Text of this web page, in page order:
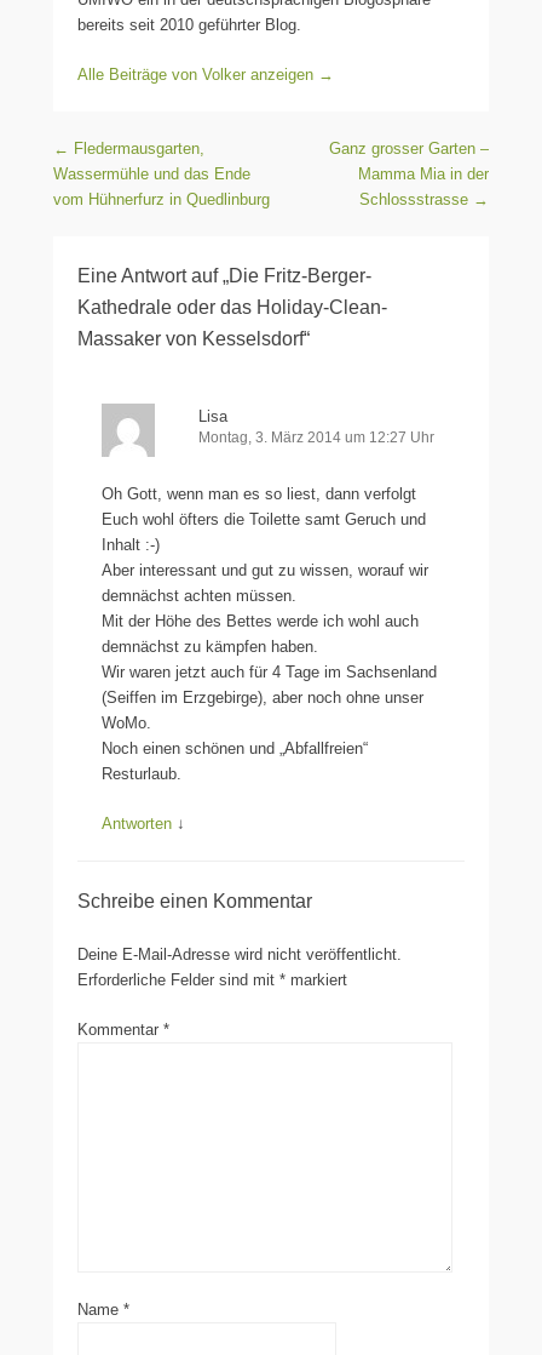
bereits seit 2010 geführter Blog.
Alle Beiträge von Volker anzeigen →
Beitragsnavigation
← Fledermausgarten,
Wassermühle und das Ende
vom Hühnerfurz in Quedlinburg
Ganz grosser Garten –
Mamma Mia in der
Schlossstrasse →
Eine Antwort auf „Die Fritz-Berger-
Kathedrale oder das Holiday-Clean-
Massaker von Kesselsdorf“
Lisa
Montag, 3. März 2014 um 12:27 Uhr
Oh Gott, wenn man es so liest, dann verfolgt
Euch wohl öfters die Toilette samt Geruch und
Inhalt :-)
Aber interessant und gut zu wissen, worauf wir
demnächst achten müssen.
Mit der Höhe des Bettes werde ich wohl auch
demnächst zu kämpfen haben.
Wir waren jetzt auch für 4 Tage im Sachsenland
(Seiffen im Erzgebirge), aber noch ohne unser
WoMo.
Noch einen schönen und „Abfallfreien“
Resturlaub.
Antworten ↓
Schreibe einen Kommentar
Deine E-Mail-Adresse wird nicht veröffentlicht.
Erforderliche Felder sind mit * markiert
Kommentar *
Name *